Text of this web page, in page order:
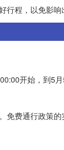
程，以免影响
开始，到5月
免费通行政策的